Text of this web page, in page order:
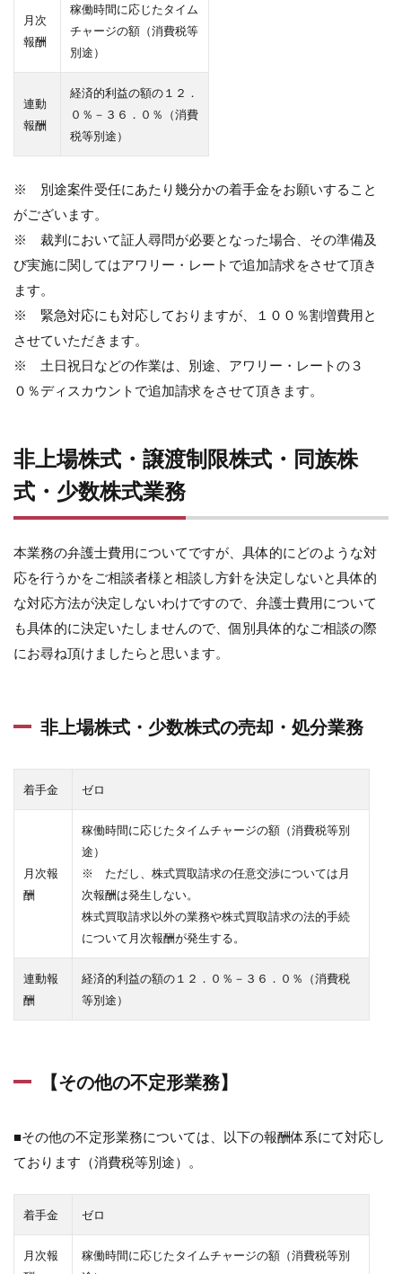
月次
報酬
稼働時間に応じたタイム
チャージの額（消費税等
別途）
連動
報酬
経済的利益の額の１２．
０％－３６．０％（消費
税等別途）
※ 別途案件受任にあたり幾分かの着手金をお願いすること
がございます。
※ 裁判において証人尋問が必要となった場合、その準備及
び実施に関してはアワリー・レートで追加請求をさせて頂き
ます。
※ 緊急対応にも対応しておりますが、１００％割増費用と
させていただきます。
※ 土日祝日などの作業は、別途、アワリー・レートの３
０％ディスカウントで追加請求をさせて頂きます。
非上場株式・譲渡制限株式・同族株
式・少数株式業務
本業務の弁護士費用についてですが、具体的にどのような対
応を行うかをご相談者様と相談し方針を決定しないと具体的
な対応方法が決定しないわけですので、弁護士費用について
も具体的に決定いたしませんので、個別具体的なご相談の際
にお尋ね頂けましたらと思います。
非上場株式・少数株式の売却・処分業務
着手金 ゼロ
月次報
酬
稼働時間に応じたタイムチャージの額（消費税等別
途）
※ ただし、株式買取請求の任意交渉については月
次報酬は発生しない。
株式買取請求以外の業務や株式買取請求の法的手続
について月次報酬が発生する。
連動報
酬
経済的利益の額の１２．０％－３６．０％（消費税
等別途）
【その他の不定形業務】
■その他の不定形業務については、以下の報酬体系にて対応し
ております（消費税等別途）。
着手金 ゼロ
月次報
稼働時間に応じたタイムチャージの額（消費税等別